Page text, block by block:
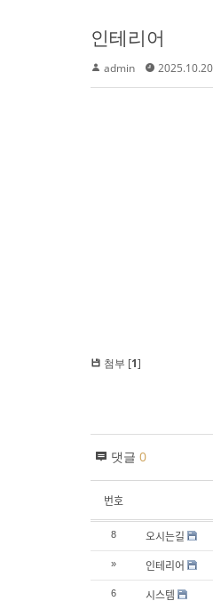
인테리어
admin
첨부 [1]
댓글 0
번호
8 오시는길
» 인테리어
6 시스템